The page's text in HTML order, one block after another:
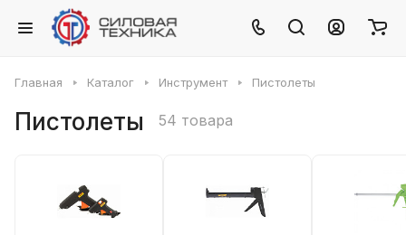
Главная Каталог Инструмент Пистолеты
Пистолеты 54 товара